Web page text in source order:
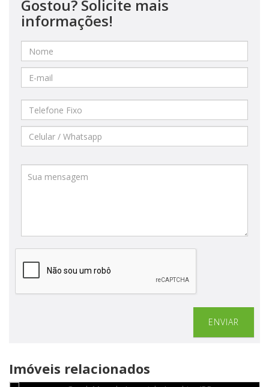
Gostou? Solicite mais
informações!
ENVIAR
Imóveis relacionados